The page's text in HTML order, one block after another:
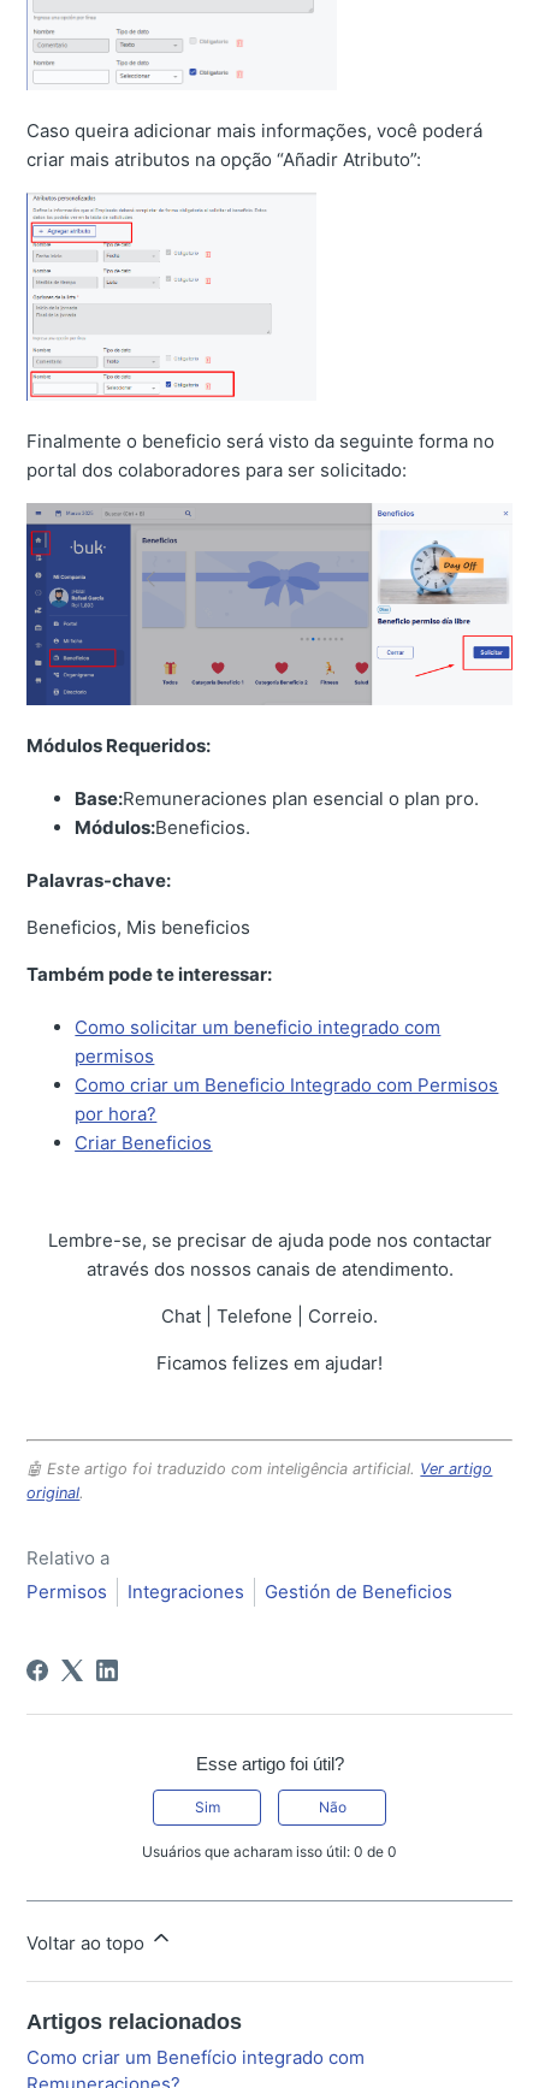
Caso queira adicionar mais informações, você poderá
criar mais atributos na opção “Añadir Atributo”:
Finalmente o beneficio será visto da seguinte forma no
portal dos colaboradores para ser solicitado:
Módulos Requeridos:
Base:Remuneraciones plan esencial o plan pro.
Módulos:Beneficios.
Palavras-chave:
Beneficios, Mis beneficios
Também pode te interessar:
Como solicitar um beneficio integrado com
permisos
Como criar um Beneficio Integrado com Permisos
por hora?
Criar Beneficios
Lembre-se, se precisar de ajuda pode nos contactar
através dos nossos canais de atendimento.
Chat | Telefone | Correio.
Ficamos felizes em ajudar!
🤖 Este artigo foi traduzido com inteligência artificial. Ver artigo
original.
Relativo a
Permisos
Integraciones Gestión de Beneficios
Esse artigo foi útil?
Sim Não
Usuários que acharam isso útil: 0 de 0
Voltar ao topo
Artigos relacionados
Como criar um Benefício integrado com